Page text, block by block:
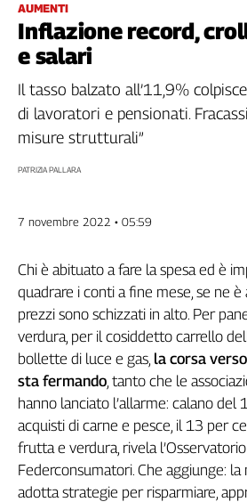
Filcams
Fillea
Filt
Fiom
Fisac
Spi
Inca
Caaf
Speciali
di
Genova,
il
sangue
della
AUMENTI
Inflazione record,
e salari
Il tasso balzato all’11,9%
di lavoratori e pensionati.
misure strutturali”
PATRIZIA PALLARA
7 novembre 2022 • 05:59
Chi è abituato a fare la spesa ed è
quadrare i conti a fine mese, se ne
prezzi sono schizzati in alto. Per
verdura, per il cosiddetto carrello
bollette di luce e gas, la corsa
sta fermando, tanto che le
hanno lanciato l’allarme: calano del
acquisti di carne e pesce, il 13 per
frutta e verdura, rivela
Federconsumatori. Che aggiunge:
adotta strategie per risparmiare,